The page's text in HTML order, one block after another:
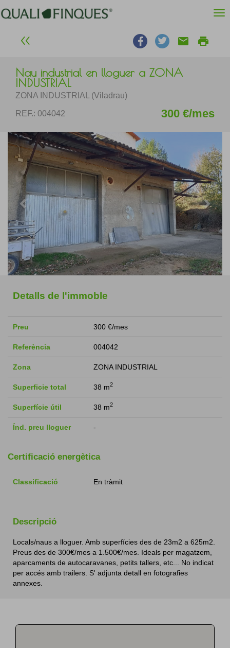
email print
Nau industrial en lloguer a ZONA
INDUSTRIAL
ZONA INDUSTRIAL (Viladrau)
REF.: 004042 300 €/mes
Detalls de l'immoble
Preu 300 €/mes
Referència 004042
Zona ZONA INDUSTRIAL
Superficie total 38 m2
Superfície útil 38 m2
Índ. preu lloguer -
Certificació energètica
Classificació En tràmit
Descripció
Locals/naus a lloguer. Amb superfícies des de 23m2 a 625m2.
Preus des de 300€/mes a 1.500€/mes. Ideals per magatzem,
aparcaments de autocaravanes, petits tallers, etc... No indicat
per accés amb trailers. S' adjunta detall en fotografies
annexes.